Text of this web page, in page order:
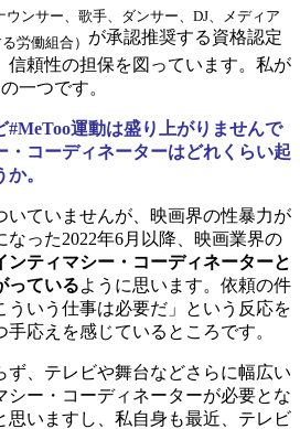
ウンサー、歌手、ダンサー、DJ、メディア
労働組合） が承認推奨する資格認定
信頼性の担保を図っています。私が
一つです。
運動は盛り上がりませんで
・コーディネーターはどれくらい起
。
ていませんが、映画界の性暴力が
なった2022年6月以降、映画業界の
ンティマシー・コーディネーターと
っているように思います。依頼の件
ういう仕事は必要だ」という反応を
応えを感じているところです。
、テレビや舞台などさらに幅広い
シー・コーディネーターが必要とな
思いますし、私自身も最近、テレビ